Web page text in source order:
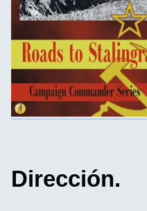
Dirección.